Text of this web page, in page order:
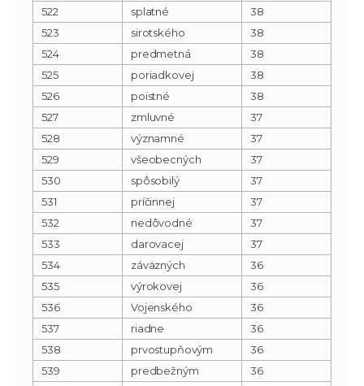
522
splatné
38
523
sirotského
38
524
predmetná
38
525
poriadkovej
38
526
poistné
38
527
zmluvné
37
528
významné
37
529
všeobecných
37
530
spôsobilý
37
531
príčinnej
37
532
nedôvodné
37
533
darovacej
37
534
záväzných
36
535
výrokovej
36
536
Vojenského
36
537
riadne
36
538
prvostupňovým
36
539
predbežným
36